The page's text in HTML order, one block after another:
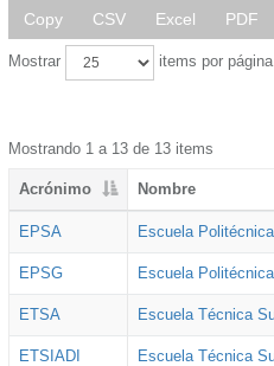
Copy CSV Excel PDF
Mostrar items por página
Mostrando 1 a 13 de 13 items
Acrónimo Nombre
EPSA Escuela
EPSG Escuela
ETSA Escuela Técnica
ETSIADI Escuela Técnica